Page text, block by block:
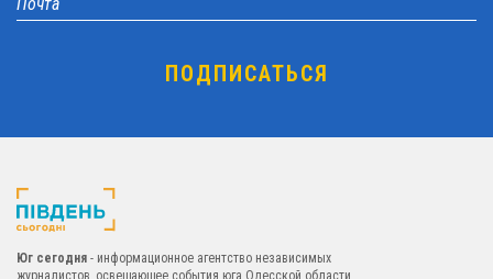
Юг сегодня - информационное агентство независимых
журналистов, освещающее события юга Одесской области.